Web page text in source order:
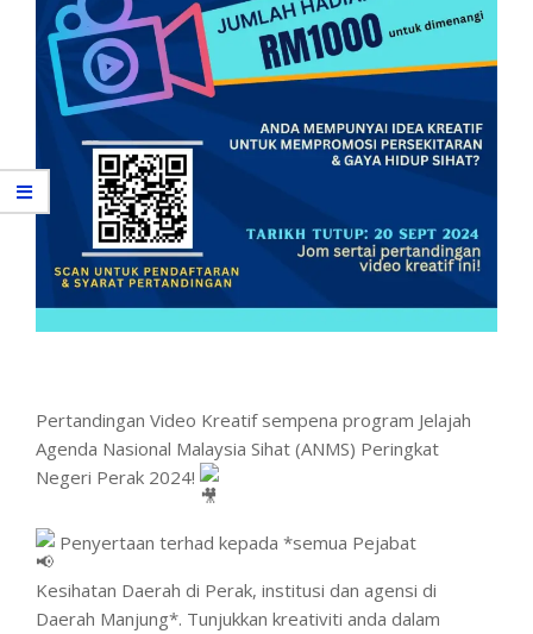
Pertandingan Video Kreatif sempena program Jelajah
Agenda Nasional Malaysia Sihat (ANMS) Peringkat
Negeri Perak 2024!
Penyertaan terhad kepada *semua Pejabat
Kesihatan Daerah di Perak, institusi dan agensi di
Daerah Manjung*. Tunjukkan kreativiti anda dalam